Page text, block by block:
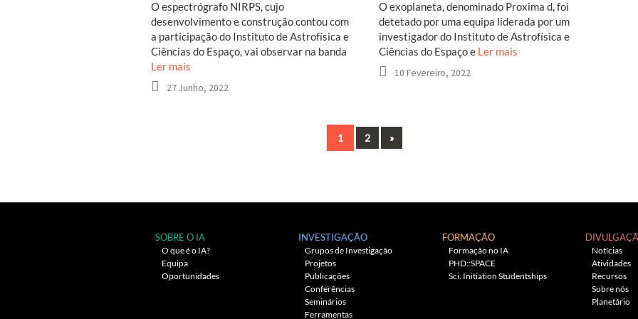
O espectrógrafo NIRPS, cujo
desenvolvimento e construção contou com
a participação do Instituto de Astrofísica e
Ciências do Espaço, vai observar na banda
Ler mais
27 Junho, 2022
O exoplaneta, denominado Proxima d, foi
detetado por uma equipa liderada por um
investigador do Instituto de Astrofísica e
Ciências do Espaço e Ler mais
10 Fevereiro, 2022
1 2 Next
»
SOBRE O IA
O que é o IA?
Equipa
Oportunidades
INVESTIGAÇÃO
Grupos de Investigação
Projetos
Publicações
Conferências
Seminários
Ferramentas
FORMAÇÃO
Formação no IA
PHD::SPACE
Sci. Initiation Studentships
Notícias
Atividades
Recursos
Sobre nós
Planetário